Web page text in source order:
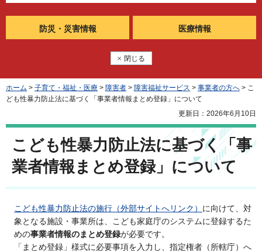
防災・ 災害情報 医療情報
閉じる
ホーム > 子育て・福祉・医療 > 障害者 > 障害福祉サービス > 事業者の方へ > こ
ども性暴力防止法に基づく「事業者情報まとめ登録」について
更新日：2026年6月10日
こども性暴力防止法に基づく「事
業者情報まとめ登録」について
こども性暴力防止法の施行（外部サイトへリンク） に向けて、対
象となる施設・事業所は、こども家庭庁のシステムに登録するた
めの事業者情報のまとめ登録が必要です。
「まとめ登録」様式に必要事項を入力し、指定権者（所轄庁）へ